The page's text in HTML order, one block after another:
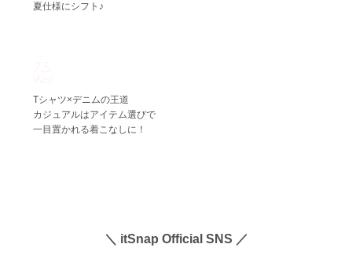
夏仕様にシフト♪
7.5
Wed
Tシャツ×デニムの王道
カジュアルはアイテム選びで
一目置かれる着こなしに！
＼ itSnap Official SNS ／